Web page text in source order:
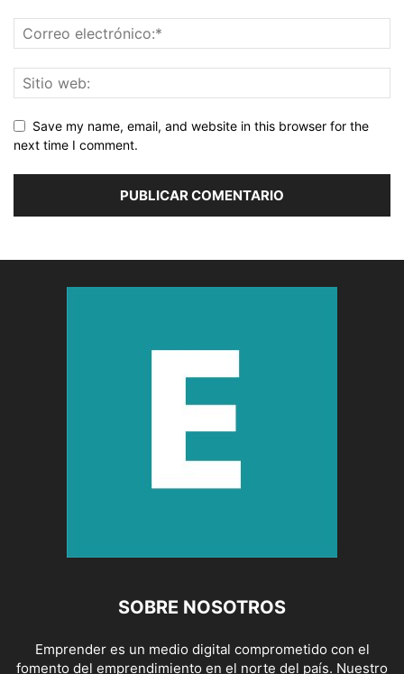
Save my name, email, and website in this browser for the
next time I comment.
SOBRE NOSOTROS
Emprender es un medio digital comprometido con el
fomento del emprendimiento en el norte del país. Nuestro